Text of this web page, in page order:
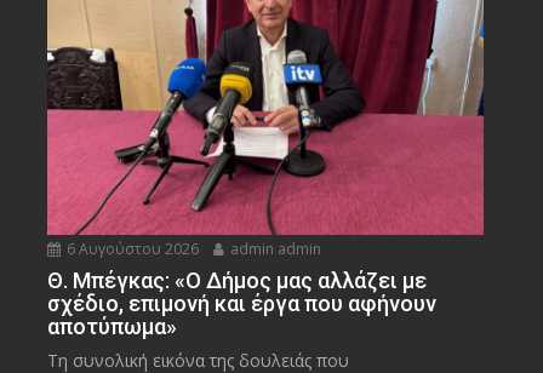
6 Αυγούστου 2026 admin admin
Θ. Μπέγκας: «Ο Δήμος μας αλλάζει με
σχέδιο, επιμονή και έργα που αφήνουν
αποτύπωμα»
Τη συνολική εικόνα της δουλειάς που